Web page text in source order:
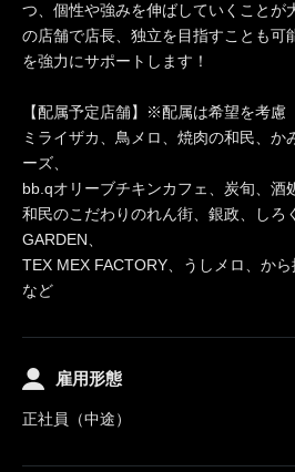
つ、個性や強みを伸ばしていくことが
の店舗で店長、独立を目指すことも可
を強力にサポートします！
【配属予定店舗】※配属は希望を考慮
ミライザカ、鳥メロ、焼肉の和民、か
ーズ、
bb.qオリーブチキンカフェ、炭旬、酒
和民のこだわりのれん街、銀政、しろ
GARDEN、
TEX MEX FACTORY、うしメロ、か
など
雇用形態
正社員（中途）